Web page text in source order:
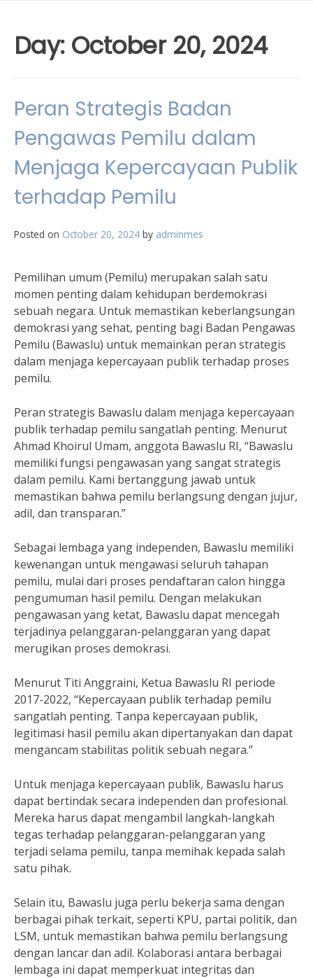
Day: October 20, 2024
Peran Strategis Badan
Pengawas Pemilu dalam
Menjaga Kepercayaan Publik
terhadap Pemilu
Posted on October 20, 2024 by adminmes
Pemilihan umum (Pemilu) merupakan salah satu
momen penting dalam kehidupan berdemokrasi
sebuah negara. Untuk memastikan keberlangsungan
demokrasi yang sehat, penting bagi Badan Pengawas
Pemilu (Bawaslu) untuk memainkan peran strategis
dalam menjaga kepercayaan publik terhadap proses
pemilu.
Peran strategis Bawaslu dalam menjaga kepercayaan
publik terhadap pemilu sangatlah penting. Menurut
Ahmad Khoirul Umam, anggota Bawaslu RI, “Bawaslu
memiliki fungsi pengawasan yang sangat strategis
dalam pemilu. Kami bertanggung jawab untuk
memastikan bahwa pemilu berlangsung dengan jujur,
adil, dan transparan.”
Sebagai lembaga yang independen, Bawaslu memiliki
kewenangan untuk mengawasi seluruh tahapan
pemilu, mulai dari proses pendaftaran calon hingga
pengumuman hasil pemilu. Dengan melakukan
pengawasan yang ketat, Bawaslu dapat mencegah
terjadinya pelanggaran-pelanggaran yang dapat
merugikan proses demokrasi.
Menurut Titi Anggraini, Ketua Bawaslu RI periode
2017-2022, “Kepercayaan publik terhadap pemilu
sangatlah penting. Tanpa kepercayaan publik,
legitimasi hasil pemilu akan dipertanyakan dan dapat
mengancam stabilitas politik sebuah negara.”
Untuk menjaga kepercayaan publik, Bawaslu harus
dapat bertindak secara independen dan profesional.
Mereka harus dapat mengambil langkah-langkah
tegas terhadap pelanggaran-pelanggaran yang
terjadi selama pemilu, tanpa memihak kepada salah
satu pihak.
Selain itu, Bawaslu juga perlu bekerja sama dengan
berbagai pihak terkait, seperti KPU, partai politik, dan
LSM, untuk memastikan bahwa pemilu berlangsung
dengan lancar dan adil. Kolaborasi antara berbagai
lembaga ini dapat memperkuat integritas dan